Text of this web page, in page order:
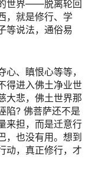
世界——脱离轮回
，就是修行、学
等说法，通俗易
、瞋恨心等等，
得进入佛土净业世
大悲，佛土世界那
陷? 佛菩萨还不是
来担，而是迁意行
，也没有用。想到
动，真正修行，才